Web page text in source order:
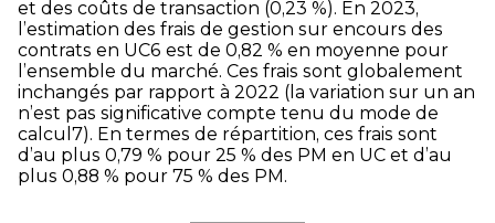
et des coûts de transaction (0,23 %). En 2023,
l’estimation des frais de gestion sur encours des
contrats en UC6 est de 0,82 % en moyenne pour
l’ensemble du marché. Ces frais sont globalement
inchangés par rapport à 2022 (la variation sur un an
n’est pas significative compte tenu du mode de
calcul 7). En termes de répartition, ces frais sont
d’au plus 0,79 % pour 25 % des PM en UC et d’au
plus 0,88 % pour 75 % des PM.